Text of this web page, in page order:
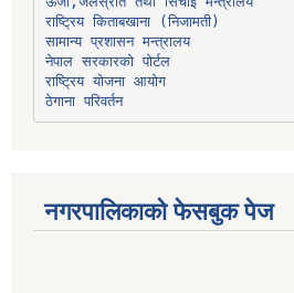
सामान्य प्रशासन मन्त्रालय
नेपाल सरकारको पोर्टल
राष्ट्रिय योजना आयोग
ठेगाना परिवर्तन
नगरपालिकाको फेसबुक पेज